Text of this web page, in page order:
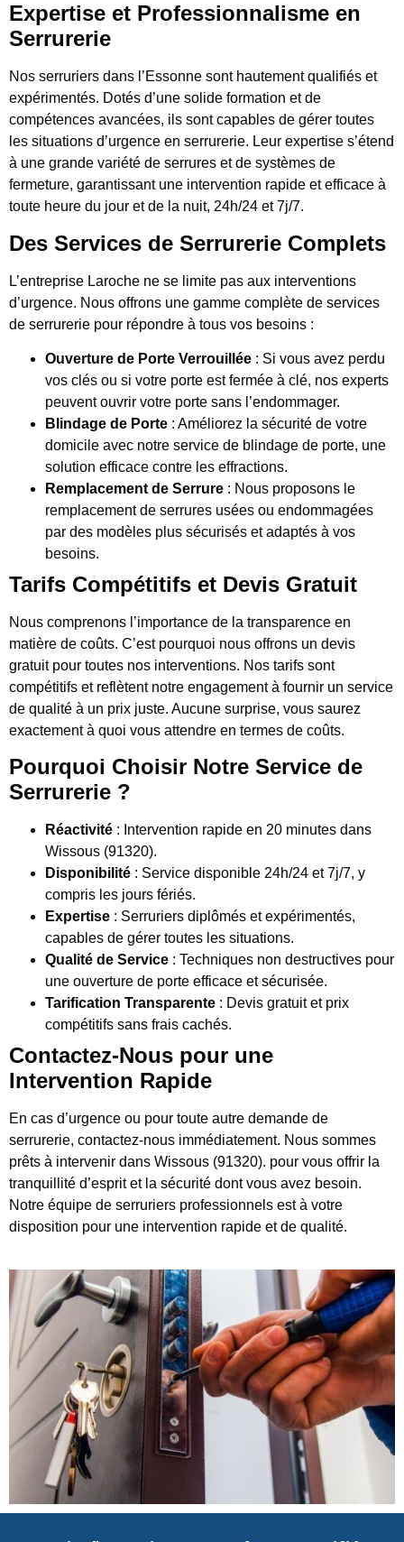
Expertise et Professionnalisme en
Serrurerie
Nos serruriers dans l’Essonne sont hautement qualifiés et
expérimentés. Dotés d’une solide formation et de
compétences avancées, ils sont capables de gérer toutes
les situations d’urgence en serrurerie. Leur expertise s’étend
à une grande variété de serrures et de systèmes de
fermeture, garantissant une intervention rapide et efficace à
toute heure du jour et de la nuit, 24h/24 et 7j/7.
Des Services de Serrurerie Complets
L’entreprise Laroche ne se limite pas aux interventions
d’urgence. Nous offrons une gamme complète de services
de serrurerie pour répondre à tous vos besoins :
Ouverture de Porte Verrouillée : Si vous avez perdu
vos clés ou si votre porte est fermée à clé, nos experts
peuvent ouvrir votre porte sans l’endommager.
Blindage de Porte : Améliorez la sécurité de votre
domicile avec notre service de blindage de porte, une
solution efficace contre les effractions.
Remplacement de Serrure : Nous proposons le
remplacement de serrures usées ou endommagées
par des modèles plus sécurisés et adaptés à vos
besoins.
Tarifs Compétitifs et Devis Gratuit
Nous comprenons l’importance de la transparence en
matière de coûts. C’est pourquoi nous offrons un devis
gratuit pour toutes nos interventions. Nos tarifs sont
compétitifs et reflètent notre engagement à fournir un service
de qualité à un prix juste. Aucune surprise, vous saurez
exactement à quoi vous attendre en termes de coûts.
Pourquoi Choisir Notre Service de
Serrurerie ?
Réactivité : Intervention rapide en 20 minutes dans
Wissous (91320).
Disponibilité : Service disponible 24h/24 et 7j/7, y
compris les jours fériés.
Expertise : Serruriers diplômés et expérimentés,
capables de gérer toutes les situations.
Qualité de Service : Techniques non destructives pour
une ouverture de porte efficace et sécurisée.
Tarification Transparente : Devis gratuit et prix
compétitifs sans frais cachés.
Contactez-Nous pour une
Intervention Rapide
En cas d’urgence ou pour toute autre demande de
serrurerie, contactez-nous immédiatement. Nous sommes
prêts à intervenir dans Wissous (91320). pour vous offrir la
tranquillité d’esprit et la sécurité dont vous avez besoin.
Notre équipe de serruriers professionnels est à votre
disposition pour une intervention rapide et de qualité.